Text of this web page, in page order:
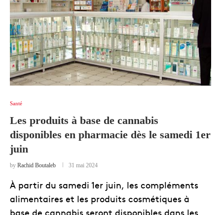
Santé
Les produits à base de cannabis
disponibles en pharmacie dès le samedi 1er
juin
by Rachid Boutaleb 31 mai 2024
À partir du samedi 1er juin, les compléments
alimentaires et les produits cosmétiques à
base de cannabis seront disponibles dans les